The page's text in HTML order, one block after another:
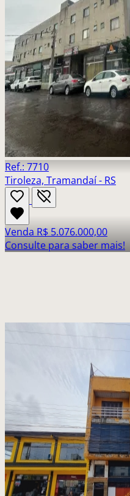
Ref.: 7710
Tiroleza, Tramandaí - RS
Venda R$ 5.076.000,00
Consulte para saber mais!